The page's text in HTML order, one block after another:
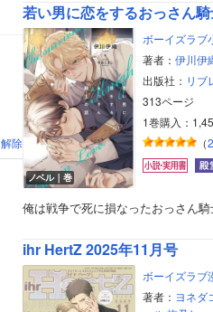
解除
若い男に恋をするおっさん
ノベル｜巻
ボーイズラブ
著者： 伊川伊
出版社： リブ
313ページ
1巻購入：
（
俺は戦争で死に損なったおっさん
ihr HertZ 2025年11月号
ボーイズラブ
著者： ヨネダ